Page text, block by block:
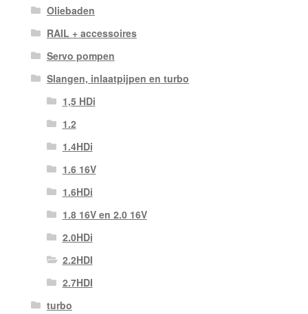
Oliebaden
RAIL + accessoires
Servo pompen
Slangen, inlaatpijpen en turbo
1,5 HDi
1.2
1.4HDi
1.6 16V
1.6HDi
1.8 16V en 2.0 16V
2.0HDi
2.2HDI
2.7HDI
turbo